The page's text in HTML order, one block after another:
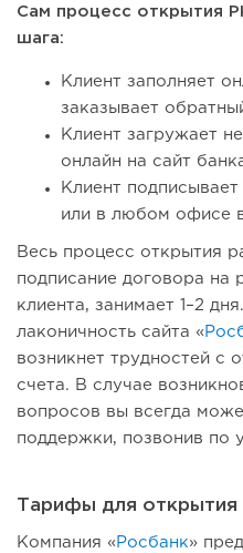
Сам процесс открытия
шага:
Клиент заполняет
заказывает
Клиент загружает
онлайн на сайт
Клиент
или в любом офисе
Весь процесс открытия
подписание договора на
клиента, занимает 1–2
лаконичность сайта «
возникнет трудностей с
счета. В случае
вопросов вы всегда
поддержки, позвонив по
Тарифы для
Компания « Росбанк»